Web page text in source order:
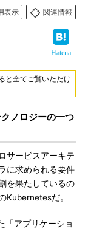
表示
関連情報
Hatena
と全てご覧いただけ
ノロジーの一つ
サービスアーキテ
に求められる要件
を果たしているの
Kubernetesだ。
「アプリケーショ